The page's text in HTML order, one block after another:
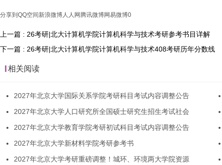
分享到 QQ空间 新浪微博人人网 腾讯微博网易微博0
上一篇 : 26考研|北大计算机学院计算机科学与技术考研参考书目详解
下一篇 : 26考研|北大计算机学院计算机科学与技术408考研历年分数线
相关阅读
2027年北京大学国际关系学院考研科目考试内容调整公告
2027年北京大学人口研究所全国硕士研究生招生考试社会
2027年北京大学教育学院考研初试科目考试内容调整公告
2027年北京大学新材料学院考研参考书
2027年北京大学考研重磅调整！城环、环境两大学院资源